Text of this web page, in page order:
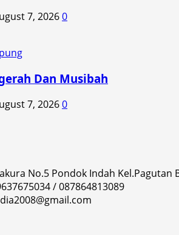
7, 20260
Dan Musibah
7, 20260
No.5 Pondok Indah
/ 087864813089